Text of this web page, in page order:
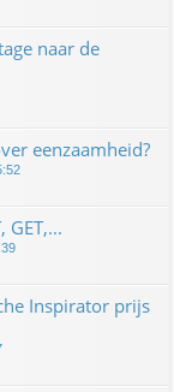
naar de
eenzaamheid?
GET,...
Inspirator prijs